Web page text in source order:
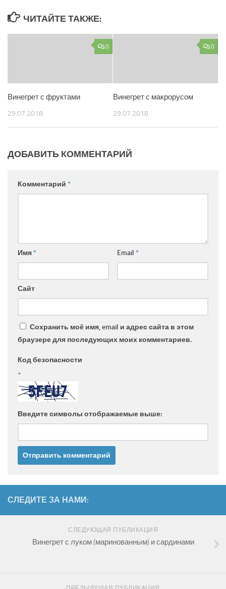
ЧИТАЙТЕ ТАКЖЕ:
0
Винегрет с фруктами
29.07.2018
0
Винегрет с макрорусом
29.07.2018
ДОБАВИТЬ КОММЕНТАРИЙ
Комментарий *
Имя* Email *
Сайт
Сохранить моё имя, email и адрес сайта в этом
браузере для последующих моих комментариев.
Код безопасности
*
Введите символы отображаемые выше:
СЛЕДИТЕ ЗА НАМИ:
СЛЕДУЮЩАЯ ПУБЛИКАЦИЯ
Винегрет с луком (маринованным) и сардинами